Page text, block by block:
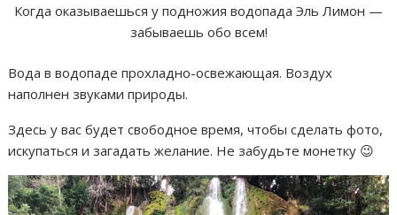
Когда оказываешься у подножия водопада Эль Лимон —
забываешь обо всем!
Вода в водопаде прохладно-освежающая. Воздух
наполнен звуками природы.
Здесь у вас будет свободное время, чтобы сделать фото,
искупаться и загадать желание. Не забудьте монетку 😉